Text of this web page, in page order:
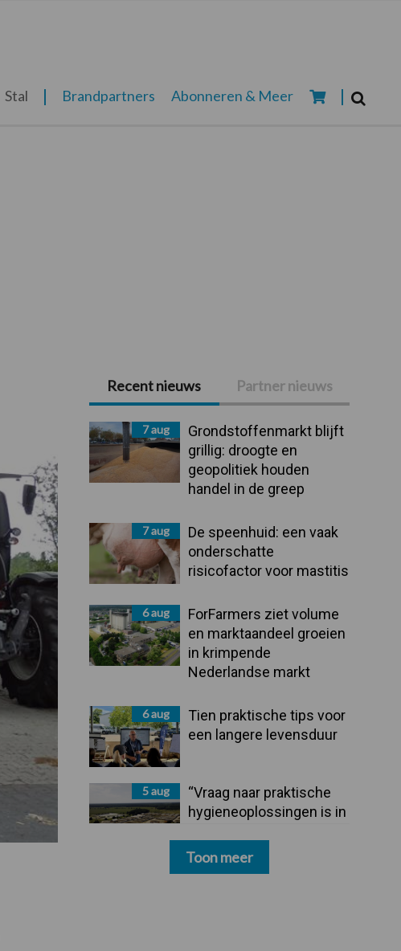
Stal Brandpartners Abonneren & Meer
Primaire
Sidebar
Recent nieuws Partner nieuws
7 aug
Grondstoffenmarkt blijft
grillig: droogte en
geopolitiek houden
handel in de greep
7 aug
De speenhuid: een vaak
onderschatte
risicofactor voor mastitis
6 aug
ForFarmers ziet volume
en marktaandeel groeien
in krimpende
Nederlandse markt
6 aug
Tien praktische tips voor
een langere levensduur
5 aug
“Vraag naar praktische
hygieneoplossingen is in
Toon meer